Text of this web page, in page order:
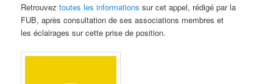
Retrouveztoutes les informations sur cet appel, rédigé par la
FUB, après consultation de ses associations membres et
les éclairages sur cette prise de position.